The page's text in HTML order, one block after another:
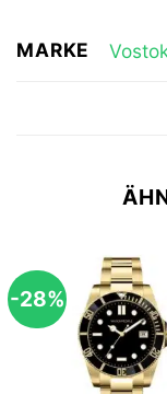
MARKE
-28%